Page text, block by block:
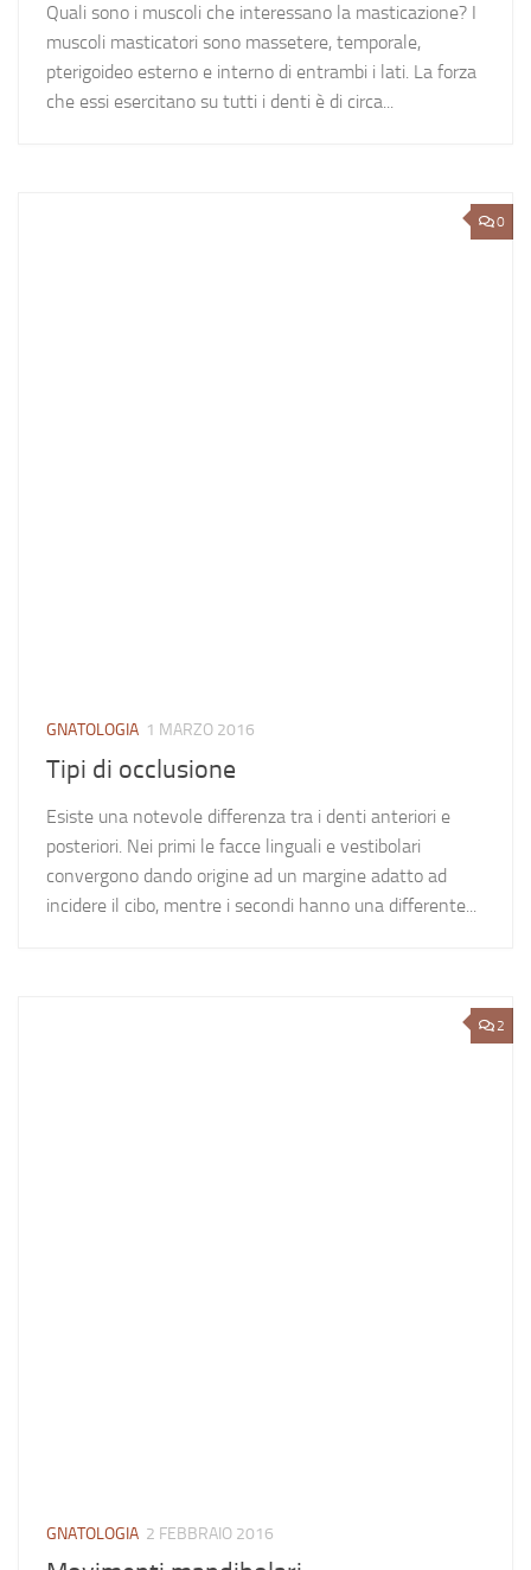
Quali sono i muscoli che interessano la masticazione? I
muscoli masticatori sono massetere, temporale,
pterigoideo esterno e interno di entrambi i lati. La forza
che essi esercitano su tutti i denti è di circa...
0
GNATOLOGIA 1 MARZO 2016
Tipi di occlusione
Esiste una notevole differenza tra i denti anteriori e
posteriori. Nei primi le facce linguali e vestibolari
convergono dando origine ad un margine adatto ad
incidere il cibo, mentre i secondi hanno una differente...
2
GNATOLOGIA 2 FEBBRAIO 2016